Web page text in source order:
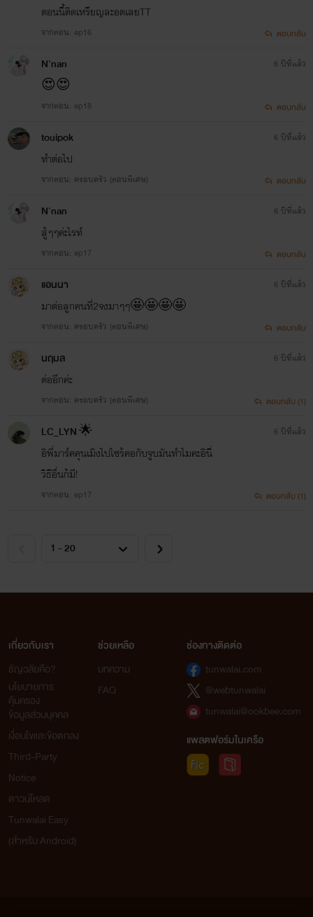
ตอนนี้ติดเหรียญละอดเลยTT
จากตอน: ep16 ตอบกลับ
N'nan
😍😍
จากตอน: ep18
6 ปีที่แล้ว
ตอบกลับ
touipok
ทำต่อไป
จากตอน: ครอบครัว (ตอนพิเศษ)
6 ปีที่แล้ว
ตอบกลับ
N'nan
สู้ๆๆค่ะไรท์
จากตอน: ep17
6 ปีที่แล้ว
ตอบกลับ
แอนนา
มาต่อลูกคนที่2จงมาๆๆ🤩🤩🤩🤩
จากตอน: ครอบครัว (ตอนพิเศษ)
6 ปีที่แล้ว
ตอบกลับ
นฤมล
ต่ออีกค่ะ
จากตอน: ครอบครัว (ตอนพิเศษ)
6 ปีที่แล้ว
ตอบกลับ (1)
LC_LYN 🌟
อิพี่มาร์คคุนเมิงไปไซร้คอกับจูบมันทำไมคะอินี่
วิธีอื่นก้มี!
จากตอน: ep17
6 ปีที่แล้ว
ตอบกลับ (1)
เกี่ยวกับเรา
ธัญวลัยคือ?
นโยบายการ
คุ้มครอง
ข้อมูลส่วนบุคคล
เงื่อนไขและข้อตกลง
Third-Party
Notice
ดาวน์โหลด
Tunwalai Easy
(สำหรับ Android)
ช่วยเหลือ
บทความ
FAQ
ช่องทางติดต่อ
tunwalai.com
@webtunwalai
tunwalai@ookbee.com
แพลตฟอร์มในเครือ